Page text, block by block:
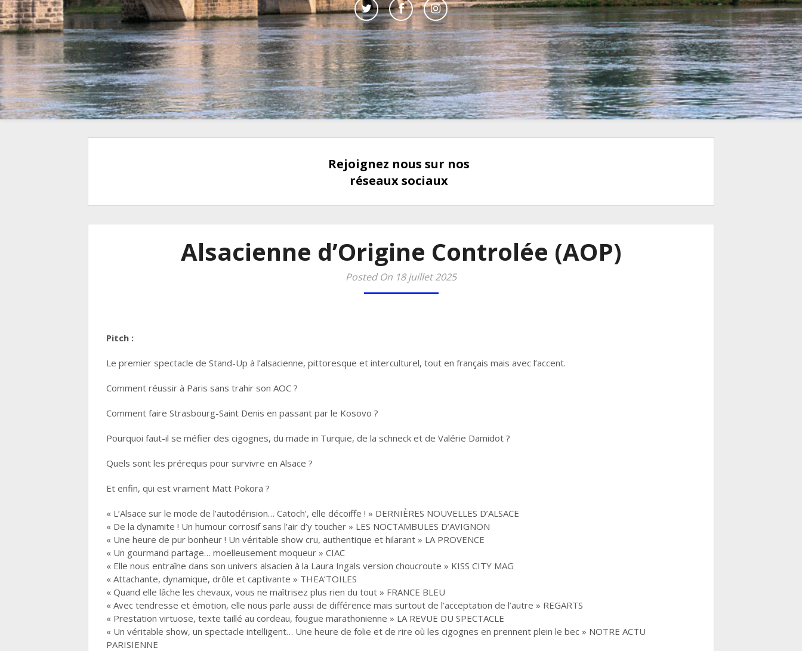
Rejoignez nous sur nos
réseaux sociaux
Alsacienne d’Origine Controlée (AOP)
Posted On 18 juillet 2025
Pitch :
Le premier spectacle de Stand-Up à l’alsacienne, pittoresque et interculturel, tout en français mais avec l’accent.
Comment réussir à Paris sans trahir son AOC ?
Comment faire Strasbourg-Saint Denis en passant par le Kosovo ?
Pourquoi faut-il se méfier des cigognes, du made in Turquie, de la schneck et de Valérie Damidot ?
Quels sont les prérequis pour survivre en Alsace ?
Et enfin, qui est vraiment Matt Pokora ?
« L’Alsace sur le mode de l’autodérision… Catoch’, elle décoiffe ! » DERNIÈRES NOUVELLES D’ALSACE
« De la dynamite ! Un humour corrosif sans l’air d’y toucher » LES NOCTAMBULES D’AVIGNON
« Une heure de pur bonheur ! Un véritable show cru, authentique et hilarant » LA PROVENCE
« Un gourmand partage… moelleusement moqueur » CIAC
« Elle nous entraîne dans son univers alsacien à la Laura Ingals version choucroute » KISS CITY MAG
« Attachante, dynamique, drôle et captivante » THEA’TOILES
« Quand elle lâche les chevaux, vous ne maîtrisez plus rien du tout » FRANCE BLEU
« Avec tendresse et émotion, elle nous parle aussi de différence mais surtout de l’acceptation de l’autre » REGARTS
« Prestation virtuose, texte taillé au cordeau, fougue marathonienne » LA REVUE DU SPECTACLE
« Un véritable show, un spectacle intelligent… Une heure de folie et de rire où les cigognes en prennent plein le bec » NOTRE ACTU
PARISIENNE